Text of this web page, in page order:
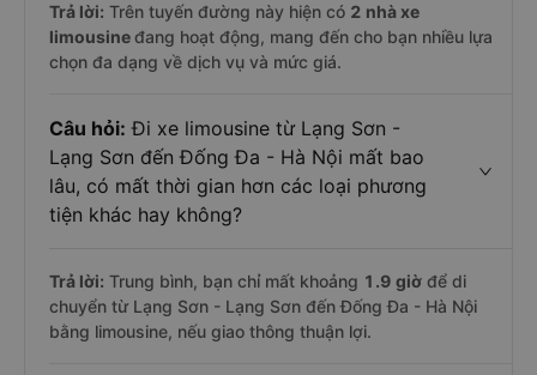
Trả lời: Trên tuyến đường này hiện có 2 nhà xe
limousineđang hoạt động, mang đến cho bạn nhiều lựa
chọn đa dạng về dịch vụ và mức giá.
Câu hỏi: Đi xe limousine từ Lạng Sơn -
Lạng Sơn đến Đống Đa - Hà Nội mất bao
lâu, có mất thời gian hơn các loại phương
tiện khác hay không?
Trả lời: Trung bình, bạn chỉ mất khoảng 1.9 giờ để di
chuyển từ Lạng Sơn - Lạng Sơn đến Đống Đa - Hà Nội
bằng limousine, nếu giao thông thuận lợi.